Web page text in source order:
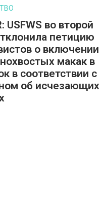
USFWS во второй
петицию
о включении
макак в
в соответствии с
об исчезающих